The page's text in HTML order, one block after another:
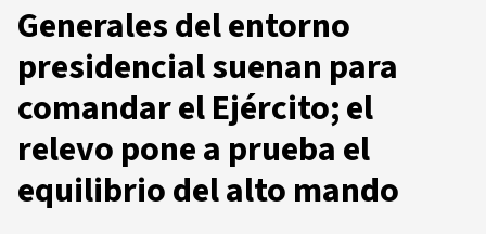
Generales del entorno
presidencial suenan para
comandar el Ejército; el
relevo pone a prueba el
equilibrio del alto mando